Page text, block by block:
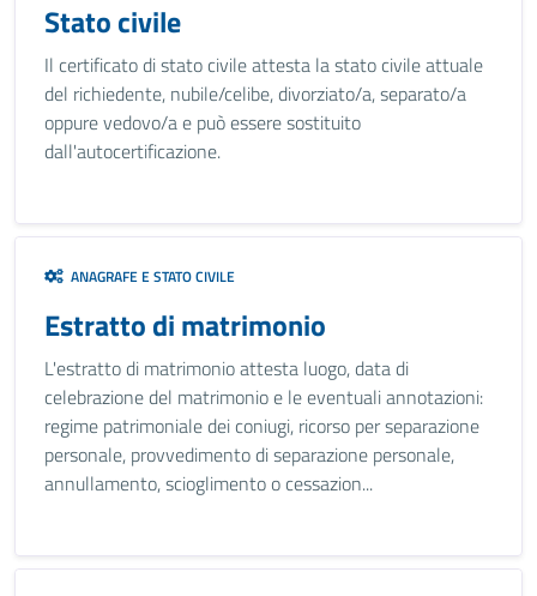
Stato civile
Il certificato di stato civile attesta la stato civile attuale
del richiedente, nubile/celibe, divorziato/a, separato/a
oppure vedovo/a e può essere sostituito
dall'autocertificazione.
ANAGRAFE E STATO CIVILE
Estratto di matrimonio
L'estratto di matrimonio attesta luogo, data di
celebrazione del matrimonio e le eventuali annotazioni:
regime patrimoniale dei coniugi, ricorso per separazione
personale, provvedimento di separazione personale,
annullamento, scioglimento o cessazion...